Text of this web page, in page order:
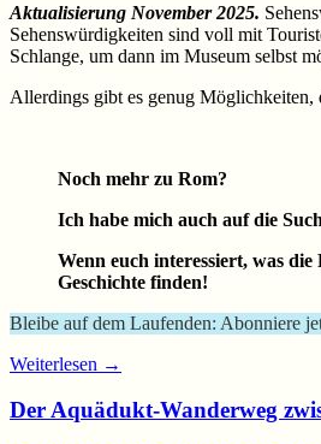
Aktualisierung November 2025.
Sehenswürdigkeiten sind voll mit
Schlange, um dann im Museum selbst
Allerdings gibt es genug Möglichkeiten,
Noch mehr zu Rom?
Ich habe mich auch auf die
Wenn euch interessiert, was
Geschichte finden!
Bleibe auf dem Laufenden: Abonniere
Weiterlesen →
Der Aquädukt-Wanderweg